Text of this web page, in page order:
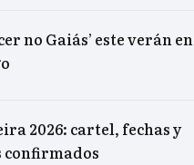
no Gaiás’ este verán en
2026: cartel, fechas y